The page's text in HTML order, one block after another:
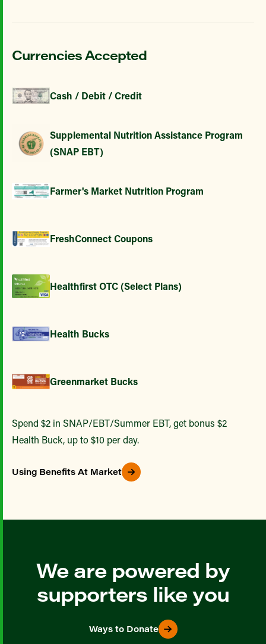
Currencies Accepted
Cash / Debit / Credit
Supplemental Nutrition Assistance Program
(SNAP EBT)
Farmer's Market Nutrition Program
FreshConnect Coupons
Healthfirst OTC (Select Plans)
Health Bucks
Greenmarket Bucks
Spend $2 in SNAP/EBT/Summer EBT, get bonus $2
Health Buck, up to $10 per day.
Using Benefits At Market
We are powered by
supporters like you
Ways to Donate